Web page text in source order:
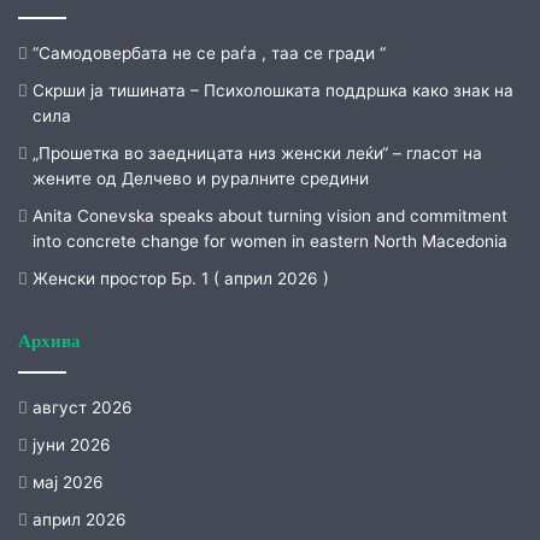
“Самодовербата не се раѓа , таа се гради “
Скрши ја тишината – Психолошката поддршка како знак на
сила
„Прошетка во заедницата низ женски леќи“ – гласот на
жените од Делчево и руралните средини
Anita Conevska speaks about turning vision and commitment
into concrete change for women in eastern North Macedonia
Женски простор Бр. 1 ( април 2026 )
Архива
август 2026
јуни 2026
мај 2026
април 2026